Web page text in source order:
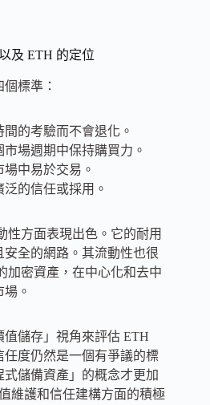
及 ETH 的定位
標準：
的考驗而不會退化。
場週期中保持購買力。
中易於交易。
的信任或採用。
性方面表現出色。它的耐用
全的網路。其流動性也很
加密資產，在中心化和去中
。
儲存」視角來評估 ETH
度仍然是一個有爭議的標
儲備資產」的概念才更加
維護和信任建構方面的積極